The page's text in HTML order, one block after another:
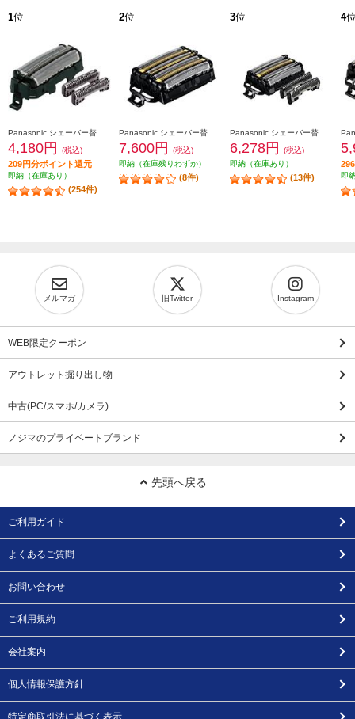
1位
4,180円 (税込)
209円分ポイント還元
即納（在庫あり）
(254件)
2位
7,600円
(税込)
即納（在庫残りわずか）
(8件)
3位
6,278円
(税込)
即納（在庫あり）
(13件)
4
即
メルマガ 旧Twitter Instagram
WEB限定クーポン
アウトレット掘り出し物
中古(PC/スマホ/カメラ)
ノジマのプライベートブランド
先頭へ戻る
ご利用ガイド
よくあるご質問
お問い合わせ
ご利用規約
会社案内
個人情報保護方針
特定商取引法に基づく表示